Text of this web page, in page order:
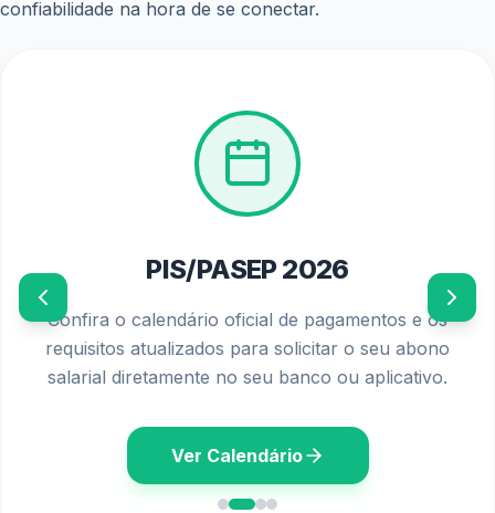
confiabilidade na hora de se conectar.
PIS/PASEP 2026
Confira o calendário oficial de pagamentos e os
requisitos atualizados para solicitar o seu abono
salarial diretamente no seu banco ou aplicativo.
Ver Calendário